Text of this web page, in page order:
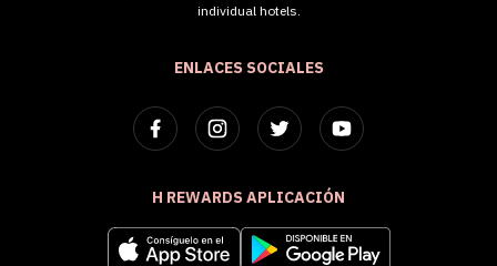
ENLACES SOCIALES
H REWARDS APLICACIÓN
individual hotels.